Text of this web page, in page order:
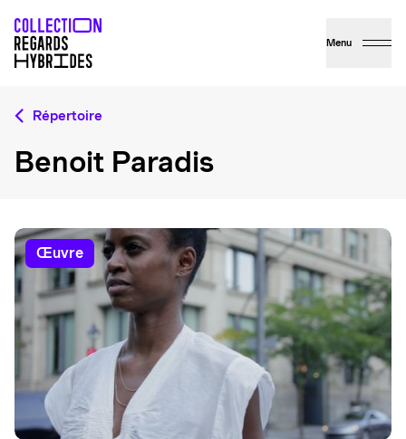
Menu
Répertoire
Benoit Paradis
œuvre